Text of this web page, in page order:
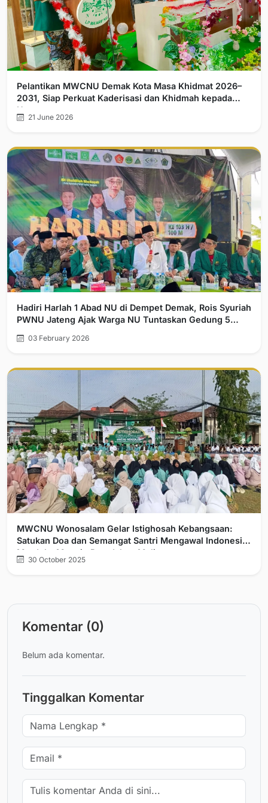
Pelantikan MWCNU Demak Kota Masa Khidmat 2026–
2031, Siap Perkuat Kaderisasi dan Khidmah kepada
Umat
21 June 2026
Hadiri Harlah 1 Abad NU di Dempet Demak, Rois Syuriah
PWNU Jateng Ajak Warga NU Tuntaskan Gedung 5
03 February 2026
MWCNU Wonosalam Gelar Istighosah Kebangsaan:
Satukan Doa dan Semangat Santri Mengawal Indonesia
Merdeka Menuju Peradaban Mulia
30 October 2025
Komentar (0)
Belum ada komentar.
Tinggalkan Komentar